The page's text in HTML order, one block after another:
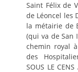
Saint Félix de
de Léoncel les
la métairie de
(qui va de
chemin royal
des
SOUS LE